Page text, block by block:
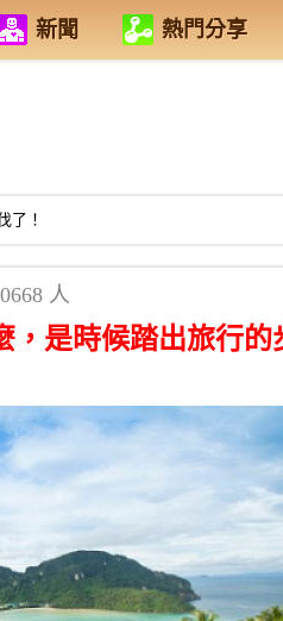
新聞 熱門分享
了！
人
是時候踏出旅行的